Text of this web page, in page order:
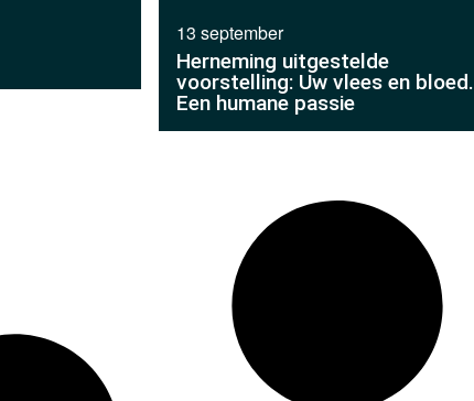
13 september
Herneming uitgestelde
voorstelling: Uw vlees en bloed.
Een humane passie